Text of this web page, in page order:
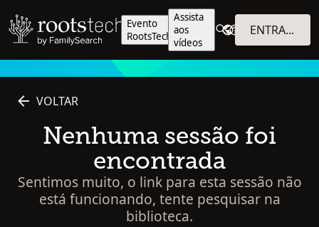
Evento
RootsTech
Assista
aos
vídeos
ENTRAR NO SISTEMA
VOLTAR
Nenhuma sessão foi
encontrada
Sentimos muito, o link para esta sessão não
está funcionando, tente pesquisar na
biblioteca.